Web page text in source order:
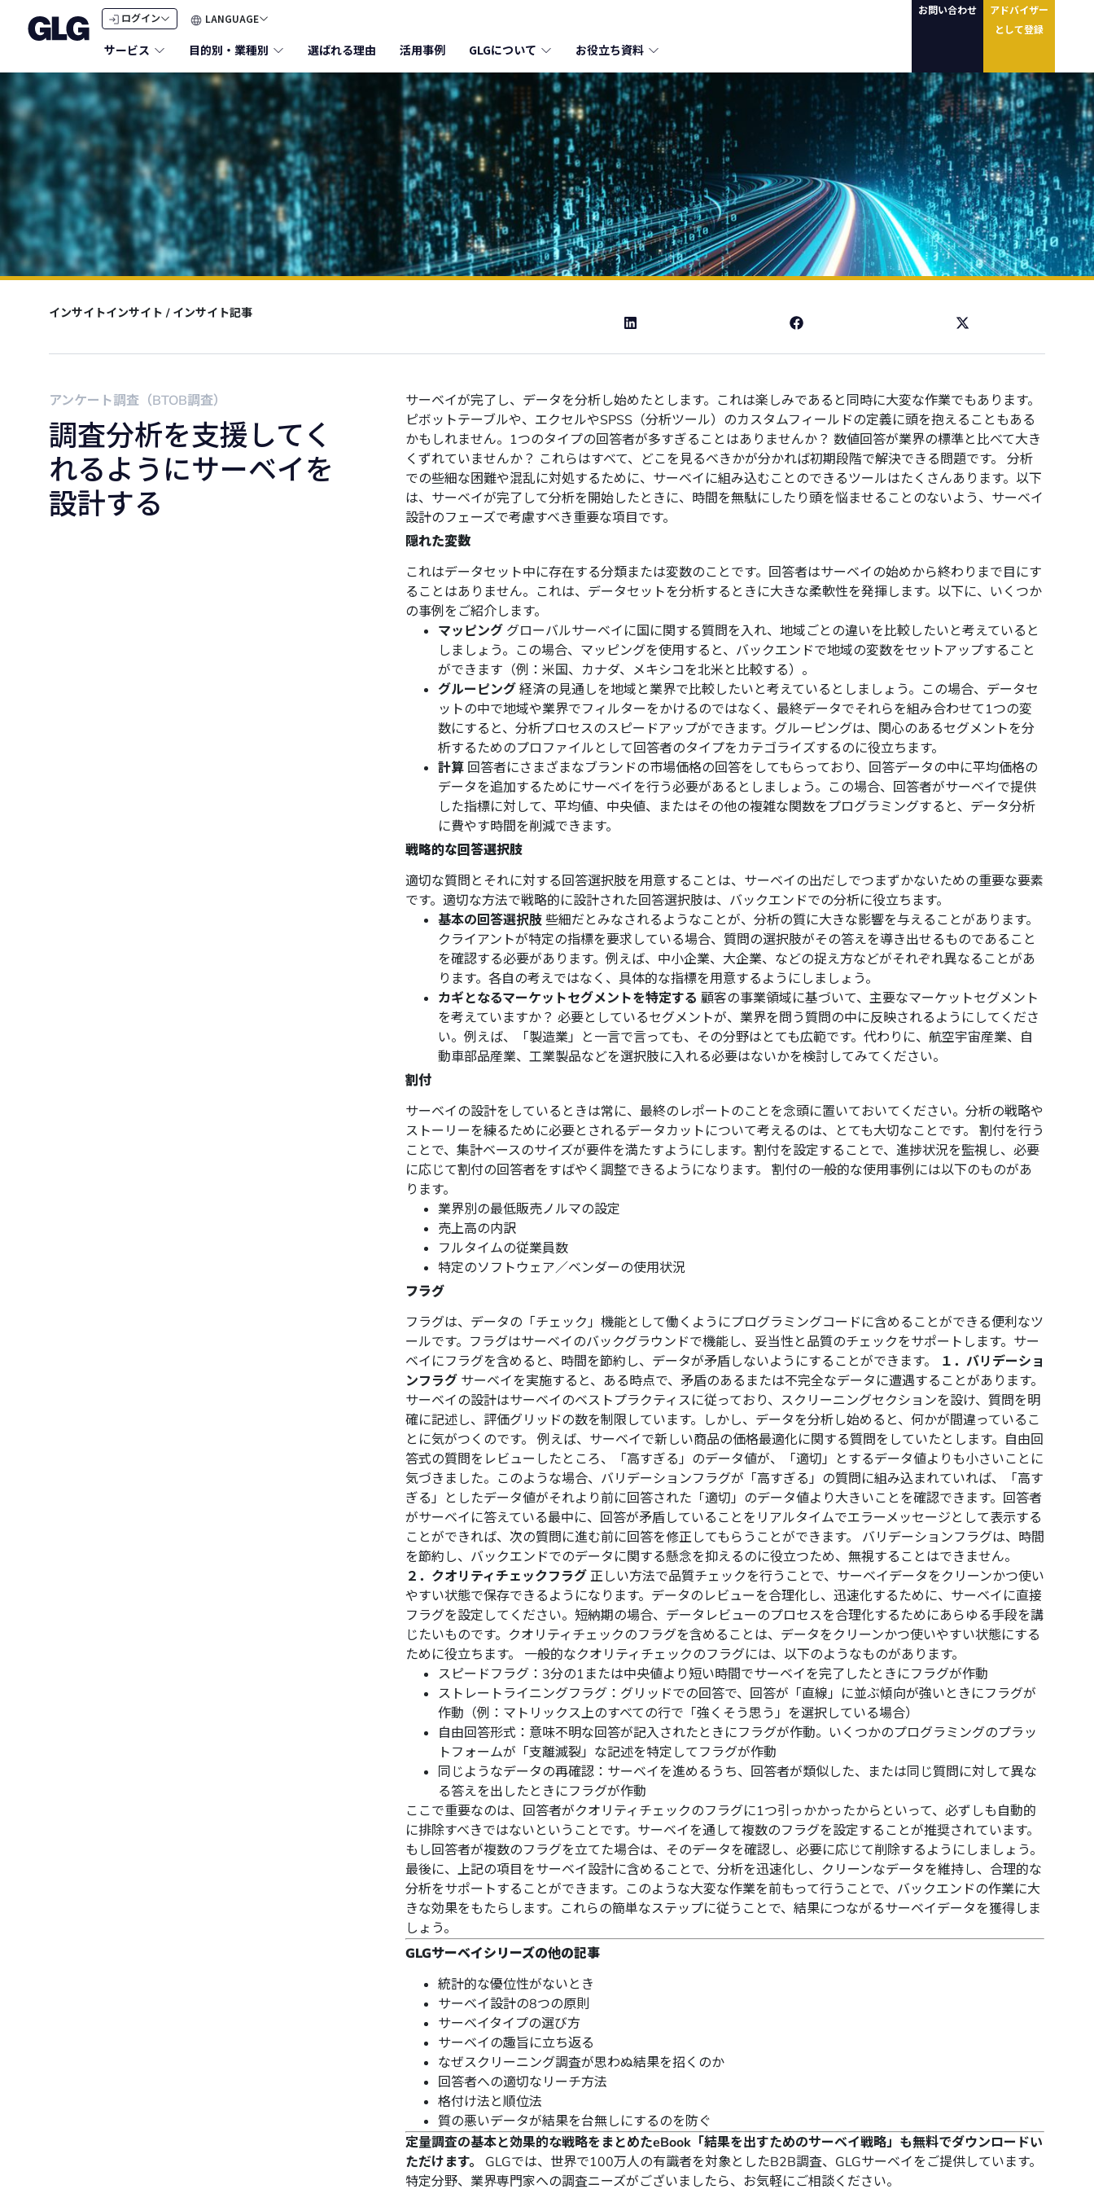
ログイン LANGUAGE
サービス 目的別・業種別 選ばれる理由 活用事例 GLGについて お役立ち資料
お問い合わせ
アドバイザー
として登録
インサイトインサイト / インサイト記事
アンケート調査（BTOB調査）
調査分析を支援してく
れるようにサーベイを
設計する
サーベイが完了し、データを分析し始めたとします。これは楽しみであると同時に大変な作業でもあります。
ピボットテーブルや、エクセルやSPSS（分析ツール）のカスタムフィールドの定義に頭を抱えることもある
かもしれません。1つのタイプの回答者が多すぎることはありませんか？ 数値回答が業界の標準と比べて大き
くずれていませんか？ これらはすべて、どこを見るべきかが分かれば初期段階で解決できる問題です。 分析
での些細な困難や混乱に対処するために、サーベイに組み込むことのできるツールはたくさんあります。以下
は、サーベイが完了して分析を開始したときに、時間を無駄にしたり頭を悩ませることのないよう、サーベイ
設計のフェーズで考慮すべき重要な項目です。
隠れた変数
これはデータセット中に存在する分類または変数のことです。回答者はサーベイの始めから終わりまで目にす
ることはありません。これは、データセットを分析するときに大きな柔軟性を発揮します。以下に、いくつか
の事例をご紹介します。
マッピング グローバルサーベイに国に関する質問を入れ、地域ごとの違いを比較したいと考えていると
しましょう。この場合、マッピングを使用すると、バックエンドで地域の変数をセットアップすること
ができます（例：米国、カナダ、メキシコを北米と比較する）。
グルーピング経済の見通しを地域と業界で比較したいと考えているとしましょう。この場合、データセ
ットの中で地域や業界でフィルターをかけるのではなく、最終データでそれらを組み合わせて1つの変
数にすると、分析プロセスのスピードアップができます。グルーピングは、関心のあるセグメントを分
析するためのプロファイルとして回答者のタイプをカテゴライズするのに役立ちます。
計算回答者にさまざまなブランドの市場価格の回答をしてもらっており、回答データの中に平均価格の
データを追加するためにサーベイを行う必要があるとしましょう。この場合、回答者がサーベイで提供
した指標に対して、平均値、中央値、またはその他の複雑な関数をプログラミングすると、データ分析
に費やす時間を削減できます。
戦略的な回答選択肢
適切な質問とそれに対する回答選択肢を用意することは、サーベイの出だしでつまずかないための重要な要素
です。適切な方法で戦略的に設計された回答選択肢は、バックエンドでの分析に役立ちます。
基本の回答選択肢些細だとみなされるようなことが、分析の質に大きな影響を与えることがあります。
クライアントが特定の指標を要求している場合、質問の選択肢がその答えを導き出せるものであること
を確認する必要があります。例えば、中小企業、大企業、などの捉え方などがそれぞれ異なることがあ
ります。各自の考えではなく、具体的な指標を用意するようにしましょう。
カギとなるマーケットセグメントを特定する 顧客の事業領域に基づいて、主要なマーケットセグメント
を考えていますか？ 必要としているセグメントが、業界を問う質問の中に反映されるようにしてくださ
い。例えば、「製造業」と一言で言っても、その分野はとても広範です。代わりに、航空宇宙産業、自
動車部品産業、工業製品などを選択肢に入れる必要はないかを検討してみてください。
割付
サーベイの設計をしているときは常に、最終のレポートのことを念頭に置いておいてください。分析の戦略や
ストーリーを練るために必要とされるデータカットについて考えるのは、とても大切なことです。 割付を行う
ことで、集計ベースのサイズが要件を満たすようにします。割付を設定することで、進捗状況を監視し、必要
に応じて割付の回答者をすばやく調整できるようになります。 割付の一般的な使用事例には以下のものがあ
ります。
業界別の最低販売ノルマの設定
売上高の内訳
フルタイムの従業員数
特定のソフトウェア／ベンダーの使用状況
フラグ
フラグは、データの「チェック」機能として働くようにプログラミングコードに含めることができる便利なツ
ールです。フラグはサーベイのバックグラウンドで機能し、妥当性と品質のチェックをサポートします。サー
ベイにフラグを含めると、時間を節約し、データが矛盾しないようにすることができます。
１．バリデーショ
ンフラグサーベイを実施すると、ある時点で、矛盾のあるまたは不完全なデータに遭遇することがあります。
サーベイの設計はサーベイのベストプラクティスに従っており、スクリーニングセクションを設け、質問を明
確に記述し、評価グリッドの数を制限しています。しかし、データを分析し始めると、何かが間違っているこ
とに気がつくのです。 例えば、サーベイで新しい商品の価格最適化に関する質問をしていたとします。自由回
答式の質問をレビューしたところ、「高すぎる」のデータ値が、「適切」とするデータ値よりも小さいことに
気づきました。このような場合、バリデーションフラグが「高すぎる」の質問に組み込まれていれば、「高す
ぎる」としたデータ値がそれより前に回答された「適切」のデータ値より大きいことを確認できます。回答者
がサーベイに答えている最中に、回答が矛盾していることをリアルタイムでエラーメッセージとして表示する
ことができれば、次の質問に進む前に回答を修正してもらうことができます。 バリデーションフラグは、時間
を節約し、バックエンドでのデータに関する懸念を抑えるのに役立つため、無視することはできません。
２．クオリティチェックフラグ 正しい方法で品質チェックを行うことで、サーベイデータをクリーンかつ使い
やすい状態で保存できるようになります。データのレビューを合理化し、迅速化するために、サーベイに直接
フラグを設定してください。短納期の場合、データレビューのプロセスを合理化するためにあらゆる手段を講
じたいものです。クオリティチェックのフラグを含めることは、データをクリーンかつ使いやすい状態にする
ために役立ちます。 一般的なクオリティチェックのフラグには、以下のようなものがあります。
スピードフラグ：3分の1または中央値より短い時間でサーベイを完了したときにフラグが作動
ストレートライニングフラグ：グリッドでの回答で、回答が「直線」に並ぶ傾向が強いときにフラグが
作動（例：マトリックス上のすべての行で「強くそう思う」を選択している場合）
自由回答形式：意味不明な回答が記入されたときにフラグが作動。いくつかのプログラミングのプラッ
トフォームが「支離滅裂」な記述を特定してフラグが作動
同じようなデータの再確認：サーベイを進めるうち、回答者が類似した、または同じ質問に対して異な
る答えを出したときにフラグが作動
ここで重要なのは、回答者がクオリティチェックのフラグに1つ引っかかったからといって、必ずしも自動的
に排除すべきではないということです。サーベイを通して複数のフラグを設定することが推奨されています。
もし回答者が複数のフラグを立てた場合は、そのデータを確認し、必要に応じて削除するようにしましょう。
最後に、上記の項目をサーベイ設計に含めることで、分析を迅速化し、クリーンなデータを維持し、合理的な
分析をサポートすることができます。このような大変な作業を前もって行うことで、バックエンドの作業に大
きな効果をもたらします。これらの簡単なステップに従うことで、結果につながるサーベイデータを獲得しま
しょう。
GLGサーベイシリーズの他の記事
統計的な優位性がないとき
サーベイ設計の8つの原則
サーベイタイプの選び方
サーベイの趣旨に立ち返る
なぜスクリーニング調査が思わぬ結果を招くのか
回答者への適切なリーチ方法
格付け法と順位法
質の悪いデータが結果を台無しにするのを防ぐ
定量調査の基本と効果的な戦略をまとめたeBook「結果を出すためのサーベイ戦略」 も無料でダウンロードい
ただけます。
GLGでは、世界で100万人の有識者を対象としたB2B調査、 GLGサーベイをご提供しています。
特定分野、業界専門家への調査ニーズがございましたら、お気軽にご相談ください。